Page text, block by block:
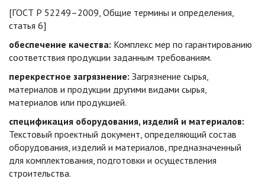
[ГОСТ Р 52249–2009, Общие термины и определения,
статья 6]
обеспечение качества: Комплекс мер по гарантированию
соответствия продукции заданным требованиям.
перекрестное загрязнение: Загрязнение сырья,
материалов и продукции другими видами сырья,
материалов или продукцией.
спецификация оборудования, изделий и материалов:
Текстовый проектный документ, определяющий состав
оборудования, изделий и материалов, предназначенный
для комплектования, подготовки и осуществления
строительства.